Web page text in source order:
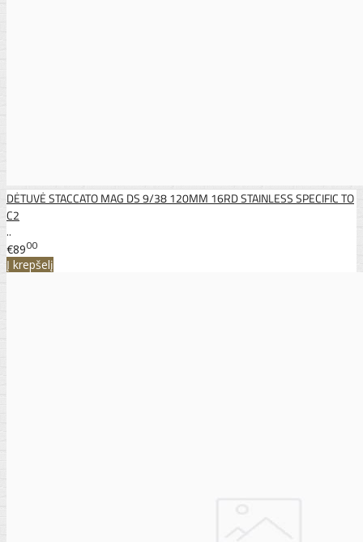
DĖTUVĖ STACCATO MAG DS 9/38 120MM 16RD STAINLESS SPECIFIC TO
C2
..
€8900
Į krepšelį